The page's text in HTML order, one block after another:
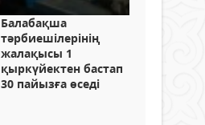
Балабақша
тәрбиешілерінің
жалақысы 1
қыркүйектен бастап
30 пайызға өседі